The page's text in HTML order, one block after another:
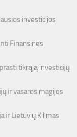
investicijos
Finansines
tikrąją investicijų
ir vasaros magijos
ir Lietuvių Kilimas